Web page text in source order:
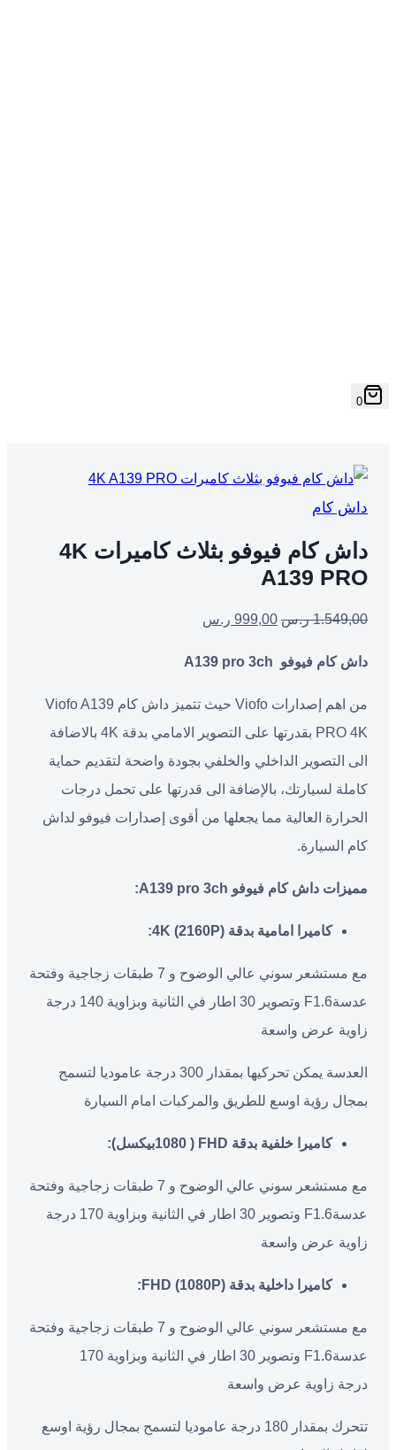
0
داش كام
داش كام فيوفو بثلاث كاميرات 4K
A139 PRO
1.549,00 ر.س 999,00 ر.س
داش كام فيوفو
من اهم إصدارات Viofo حيث تتميز داش كام Viofo A139
PRO 4K بقدرتها على التصوير الامامي بدقة 4K بالاضافة
الى التصوير الداخلي والخلفي بجودة واضحة لتقديم حماية
كاملة لسيارتك، بالإضافة الى قدرتها على تحمل درجات
الحرارة العالية مما يجعلها من أقوى إصدارات فيوفو لداش
كام السيارة.
مميزات داش كام فيوفو
كاميرا امامية بدقة (2160P) 4K:
مع مستشعر سوني عالي الوضوح و 7 طبقات زجاجية وفتحة
عدسةF1.6 وتصوير 30 اطار في الثانية وبزاوية 140 درجة
زاوية عرض واسعة
العدسة يمكن تحركيها بمقدار 300 درجة عاموديا لتسمح
بمجال رؤية اوسع للطريق والمركبات امام السيارة
كاميرا خلفية بدقة بيكسل):
مع مستشعر سوني عالي الوضوح و 7 طبقات زجاجية وفتحة
عدسةF1.6 وتصوير 30 اطار في الثانية وبزاوية 170 درجة
زاوية عرض واسعة
كاميرا داخلية بدقة (1080P) FHD:
مع مستشعر سوني عالي الوضوح و 7 طبقات زجاجية وفتحة
عدسةF1.6 وتصوير 30 اطار في الثانية وبزاوية 170
درجة زاوية عرض واسعة
تتحرك بمقدار 180 درجة عاموديا لتسمح بمجال رؤية اوسع